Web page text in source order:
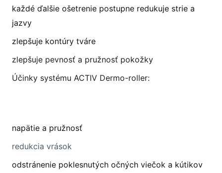
každé ďalšie ošetrenie postupne redukuje strie a
jazvy
zlepšuje kontúry tváre
zlepšuje pevnosť a pružnosť pokožky
Účinky systému ACTIV Dermo-roller:
napätie a pružnosť
redukcia vrások
odstránenie poklesnutých očných viečok a kútikov